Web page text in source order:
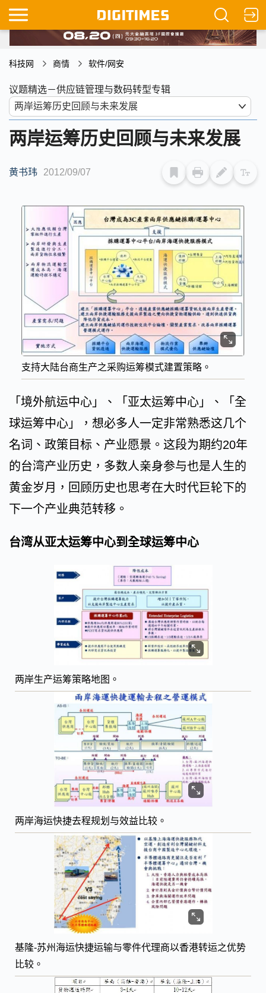
科技网 商情 软件/网安
议题精选－供应链管理与数码转型专辑
两岸运筹历史回顾与未来发展
黄书玮 2012/09/07
支持大陆台商生产之采购运筹模式建置策略。
「境外航运中心」、「亚太运筹中心」、「全
球运筹中心」，想必多人一定非常熟悉这几个
名词、政策目标、产业愿景。这段为期约20年
的台湾产业历史，多数人亲身参与也是人生的
黄金岁月，回顾历史也思考在大时代巨轮下的
下一个产业典范转移。
台湾从亚太运筹中心到全球运筹中心
两岸生产运筹策略地图。
两岸海运快捷去程规划与效益比较。
基隆-苏州海运快捷运输与零件代理商以香港转运之优势
比较。